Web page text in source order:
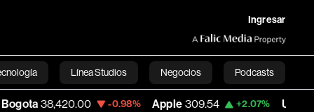
Ingresar
Línea Studios Negocios Podcasts
English
-0.98% Apple 309.54 +2.07% USD COP 3,198.73